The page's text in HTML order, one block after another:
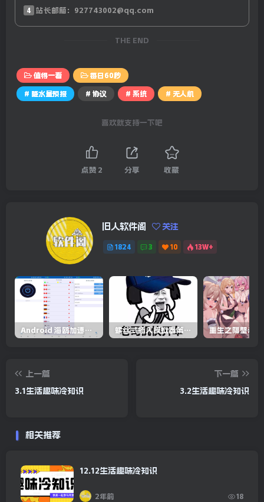
14、特朗普与泽连斯基爆发激烈争吵，矿产协议未签署，欧
洲多国领导人声援乌克兰。当地3月1日，泽连斯基已经抵达
伦敦，将与英国首相斯塔默会面；美国国务院：终止对乌克
15、外媒：绕过国会，特朗普政府批准近30亿美元武器的大
长，而不是担惊受怕；让自己余生自由，而不是随波逐流。
——这就是努力的意义
4 站长邮箱：927743002@qq.com
THE END
值得一看 每日60秒
# 降水量预报 # 协议 # 系统 # 无人机
喜欢就支持一下吧
点赞 2 分享 收藏
旧人软件阁 关注
1824 3 10 13W+
Android 海鸥加速器v6.6.3(解锁会员) 螺丝式插入模拟器第5代/NejicomiSimulator.Vol.5.v1.0.2
上一篇
3.1生活趣味冷知识
下一篇
3.2生活趣味冷知识
相关推荐
12.12生活趣味冷知识
2年前 18